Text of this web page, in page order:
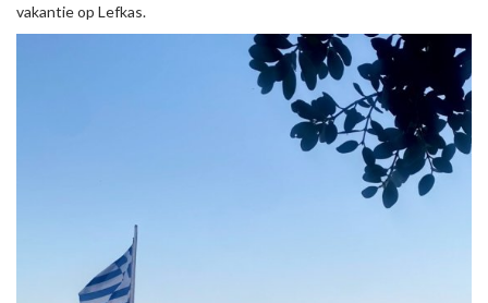
vakantie op Lefkas.